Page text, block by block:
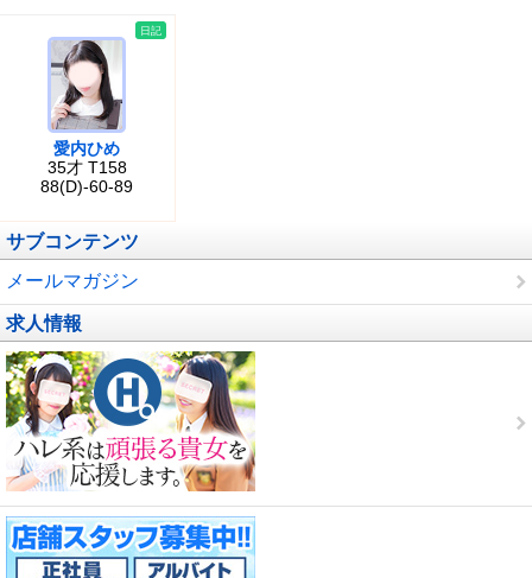
愛内ひめ
35才 T158
88(D)-60-89
日記
サブコンテンツ
メールマガジン
求人情報